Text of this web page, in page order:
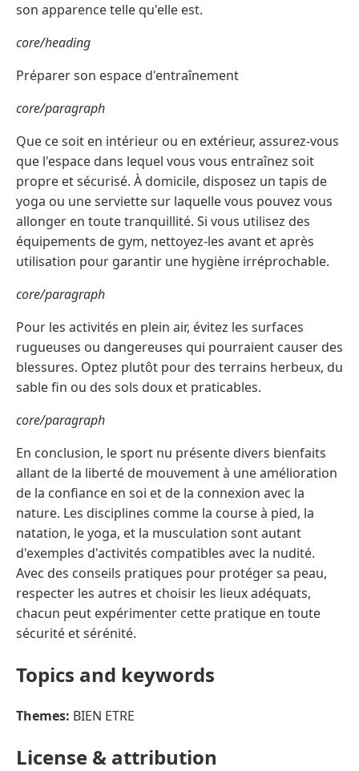
son apparence telle qu'elle est.
core/heading
Préparer son espace d'entraînement
core/paragraph
Que ce soit en intérieur ou en extérieur, assurez-vous
que l'espace dans lequel vous vous entraînez soit
propre et sécurisé. À domicile, disposez un tapis de
yoga ou une serviette sur laquelle vous pouvez vous
allonger en toute tranquillité. Si vous utilisez des
équipements de gym, nettoyez-les avant et après
utilisation pour garantir une hygiène irréprochable.
core/paragraph
Pour les activités en plein air, évitez les surfaces
rugueuses ou dangereuses qui pourraient causer des
blessures. Optez plutôt pour des terrains herbeux, du
sable fin ou des sols doux et praticables.
core/paragraph
En conclusion, le sport nu présente divers bienfaits
allant de la liberté de mouvement à une amélioration
de la confiance en soi et de la connexion avec la
nature. Les disciplines comme la course à pied, la
natation, le yoga, et la musculation sont autant
d'exemples d'activités compatibles avec la nudité.
Avec des conseils pratiques pour protéger sa peau,
respecter les autres et choisir les lieux adéquats,
chacun peut expérimenter cette pratique en toute
sécurité et sérénité.
Topics and keywords
Themes: BIEN ETRE
License & attribution